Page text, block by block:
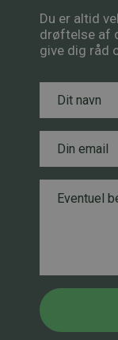
Du er altid
drøftelse af
give dig råd
v
a
n
u
m